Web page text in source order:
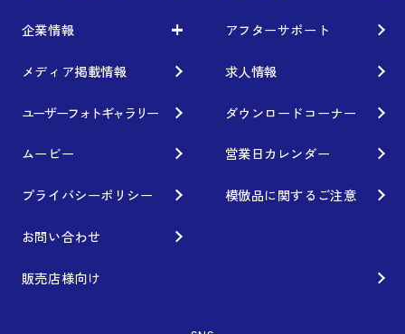
車から検索
利用条件／注意事項
ブランド紹介
ホイール情報
カスタムオーダープラン
お知らせ
イベント情報
モータースポーツ
レーシング特集
Gymkhana
DIRT TRIAL
SUPER GT
Rally
GR86/BRZ Cup
WORKとは
テクノロジー
クオリティー
デザイン
企業情報
企業情報
フィロソフィー
経営理念
私たちのあるべき姿
工場概要
会社沿革
アフターサポート
メディア掲載情報 求人情報
ユーザーフォトギャラリー ダウンロードコーナー
ムービー 営業日カレンダー
プライバシーポリシー 模倣品に関するご注意
お問い合わせ
販売店様向け